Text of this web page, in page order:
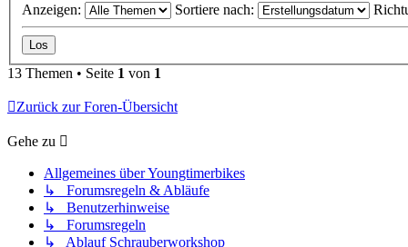
Anzeigen: Sortiere nach:
13 Themen • Seite 1 von 1
Zurück zur Foren-Übersicht
Gehe zu
Allgemeines über Youngtimerbikes
↳ Forumsregeln & Abläufe
↳ Benutzerhinweise
↳ Forumsregeln
↳ Ablauf Schrauberworkshop